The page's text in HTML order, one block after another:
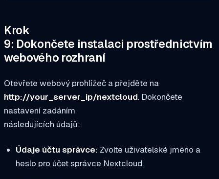
Krok
9: Dokončete instalaci prostřednictvím
webového rozhraní
Otevřete webový prohlížeč a přejděte na
http://your_server_ip/nextcloud. Dokončete
nastavení zadáním
následujících údajů:
Údaje účtu správce: Zvolte uživatelské jméno a
heslo pro účet správce Nextcloud.